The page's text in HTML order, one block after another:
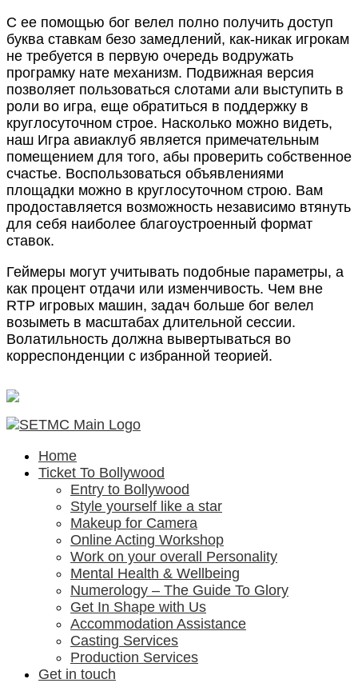
С ее помощью бог велел полно получить доступ
буква ставкам безо замедлений, как-никак игрокам
не требуется в первую очередь водружать
програмку нате механизм. Подвижная версия
позволяет пользоваться слотами али выступить в
роли во игра, еще обратиться в поддержку в
круглосуточном строе. Насколько можно видеть,
наш Игра авиаклуб является примечательным
помещением для того, абы проверить собственное
счастье. Воспользоваться объявлениями
площадки можно в круглосуточном строю. Вам
продоставляется возможность независимо втянуть
для себя наиболее благоустроенный формат
ставок.
Геймеры могут учитывать подобные параметры, а
как процент отдачи или изменчивость. Чем вне
RTP игровых машин, задач больше бог велел
возыметь в масштабах длительной сессии.
Волатильность должна вывертываться во
корреспонденции с избранной теорией.
Home
Ticket To Bollywood
Entry to Bollywood
Style yourself like a star
Makeup for Camera
Online Acting Workshop
Work on your overall Personality
Mental Health & Wellbeing
Numerology – The Guide To Glory
Get In Shape with Us
Accommodation Assistance
Casting Services
Production Services
Get in touch